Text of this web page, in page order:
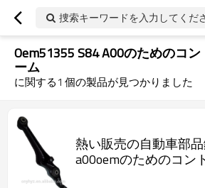
捜索キーワードを入力してくだ
Oem51355 S84 A00のためのコ
ーム
に関する1 個の製品が見つかりました
熱い販売の自動車部
a00oemのためのコン